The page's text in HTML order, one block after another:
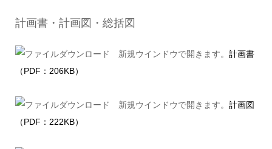
計画書・計画図・総括図
計画書
（PDF：206KB）
計画図
（PDF：222KB）